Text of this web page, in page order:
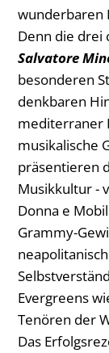
wunderbaren
Denn die drei
Salvatore
besonderen
denkbaren
mediterraner
musikalische
präsentieren
Musikkultur -
Donna e
Grammy-
Evergreens
Tenören der
Das